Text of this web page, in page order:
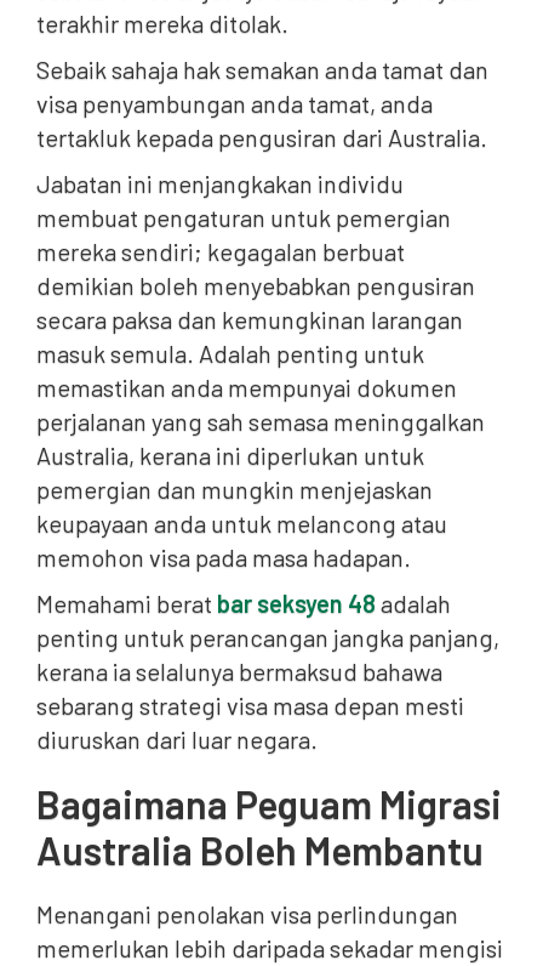
terakhir mereka ditolak.
Sebaik sahaja hak semakan anda tamat dan
visa penyambungan anda tamat, anda
tertakluk kepada pengusiran dari Australia.
Jabatan ini menjangkakan individu
membuat pengaturan untuk pemergian
mereka sendiri; kegagalan berbuat
demikian boleh menyebabkan pengusiran
secara paksa dan kemungkinan larangan
masuk semula. Adalah penting untuk
memastikan anda mempunyai dokumen
perjalanan yang sah semasa meninggalkan
Australia, kerana ini diperlukan untuk
pemergian dan mungkin menjejaskan
keupayaan anda untuk melancong atau
memohon visa pada masa hadapan.
Memahami berat bar seksyen 48 adalah
penting untuk perancangan jangka panjang,
kerana ia selalunya bermaksud bahawa
sebarang strategi visa masa depan mesti
diuruskan dari luar negara.
Bagaimana Peguam Migrasi
Australia Boleh Membantu
Menangani penolakan visa perlindungan
memerlukan lebih daripada sekadar mengisi